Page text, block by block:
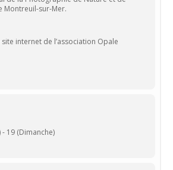
Montreuil-sur-Mer.
site internet de l’association Opale
19 (Dimanche)